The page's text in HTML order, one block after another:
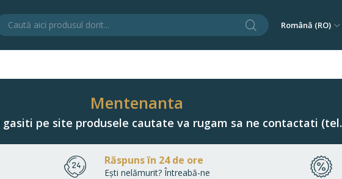
CăutareLimba
Română (RO)
Mentenanta
pe site produsele cautate va rugam sa ne contactati (tel.
Răspuns în 24 de ore
Ești nelămurit? Întreabă-ne